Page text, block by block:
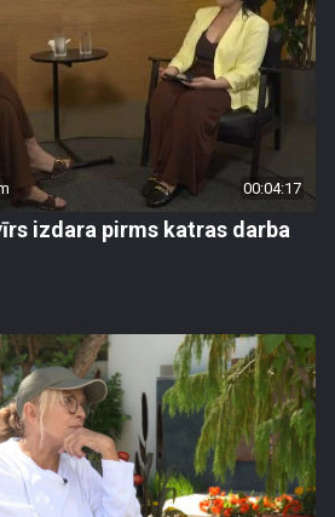
00:04:17
izdara pirms katras darba